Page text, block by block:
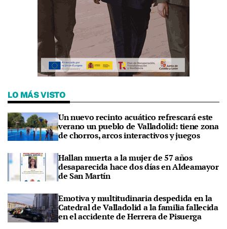
LO MÁS VISTO
Un nuevo recinto acuático refrescará este
verano un pueblo de Valladolid: tiene zona
de chorros, arcos interactivos y juegos
Hallan muerta a la mujer de 57 años
desaparecida hace dos días en Aldeamayor
de San Martín
Emotiva y multitudinaria despedida en la
Catedral de Valladolid a la familia fallecida
en el accidente de Herrera de Pisuerga